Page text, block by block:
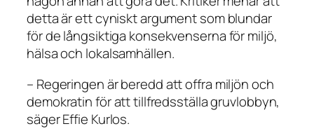
detta är ett cyniskt argument som blundar
för de långsiktiga konsekvenserna för miljö,
hälsa och lokalsamhällen.
– Regeringen är beredd att offra miljön och
demokratin för att tillfredsställa gruvlobbyn,
säger Effie Kurlos.